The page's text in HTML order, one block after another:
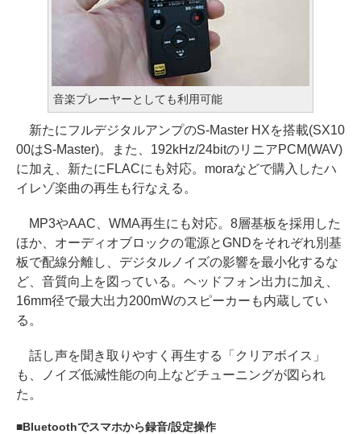
音楽プレーヤーとしても利用可能
新たにフルデジタルアンプのS-Master HXを搭載(SX10
00はS-Master)。また、192kHz/24bitのリニアPCM(WAV)
に加え、新たにFLACにも対応。moraなどで購入したハ
イレゾ楽曲の再生も行なえる。
MP3やAAC、WMA再生にも対応。8層基板を採用した
ほか、オーディオブロックの電源とGNDをそれぞれ別基
板で配線分離し、デジタルノイズの影響を最小化するな
ど、音質向上を図っている。ヘッドフォン出力に加え、
16mm径で最大出力200mWのスピーカーも内蔵してい
る。
話し声を聞き取りやすく再生する「クリアボイス」
も、ノイズ低減性能の向上などチューニングが図られ
た。
Bluetoothでスマホから録音/設定操作